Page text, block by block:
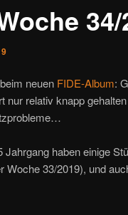
34/
neuen FIDE-Album:
nur relativ knapp
Jahrgang haben einige
Woche 33/2019), und